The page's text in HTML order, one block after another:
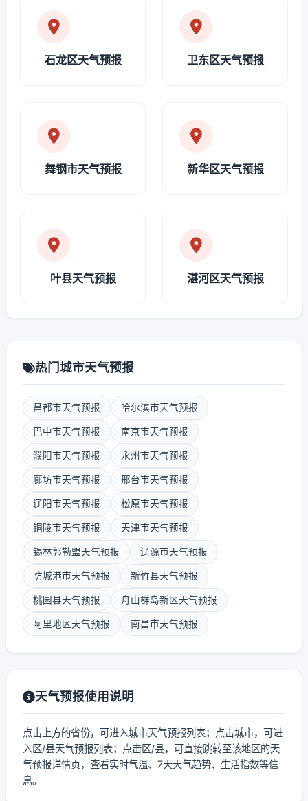
石龙区天气预报 卫东区天气预报
舞钢市天气预报 新华区天气预报
叶县天气预报 湛河区天气预报
热门城市天气预报
昌都市天气预报 哈尔滨市天气预报
巴中市天气预报 南京市天气预报
濮阳市天气预报 永州市天气预报
廊坊市天气预报 邢台市天气预报
辽阳市天气预报 松原市天气预报
铜陵市天气预报 天津市天气预报
锡林郭勒盟天气预报 辽源市天气预报
防城港市天气预报 新竹县天气预报
桃园县天气预报 舟山群岛新区天气预报
阿里地区天气预报 南昌市天气预报
天气预报使用说明
点击上方的省份，可进入城市天气预报列表；点击城市，可进
入区/县天气预报列表；点击区/县，可直接跳转至该地区的天
气预报详情页，查看实时气温、7天天气趋势、生活指数等信
息。